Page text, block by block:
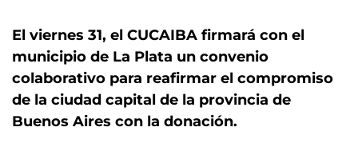
El viernes 31, el CUCAIBA firmará con el
municipio de La Plata un convenio
colaborativo para reafirmar el compromiso
de la ciudad capital de la provincia de
Buenos Aires con la donación.